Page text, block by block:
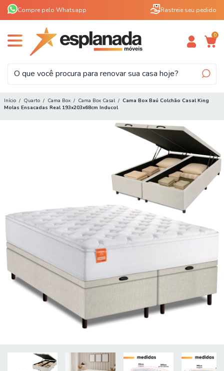
Compre pelo Whatsapp Rastreie seu pedido
0
Início / Quarto / Cama Box / Cama Box Casal / Cama Box Baú Colchão Casal King
Molas Ensacadas Real 193x203x68cm Inducol